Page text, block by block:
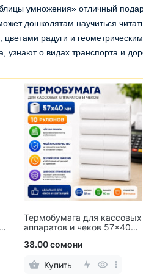
умножения» отличный
дошколятам научиться
радуги и
о видах транспорта и
Термобумага для кассовых
аппаратов и чеков 57×40
38.00 сомони
Купить